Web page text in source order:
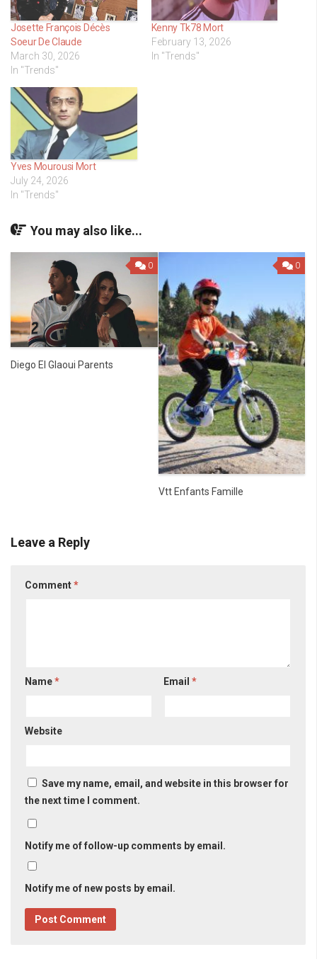
Josette François Décès
Soeur De Claude
March 30, 2026
In "Trends"
Kenny Tk78 Mort
February 13, 2026
In "Trends"
Yves Mourousi Mort
July 24, 2026
In "Trends"
You may also like...
0
Diego El Glaoui Parents
0
Vtt Enfants Famille
Leave a Reply
Comment*
Name* Email*
Website
Save my name, email, and website in this browser for
the next time I comment.
Notify me of follow-up comments by email.
Notify me of new posts by email.